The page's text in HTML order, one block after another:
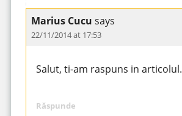
Marius Cucu says
22/11/2014 at 17:53
Salut, ti-am raspuns in articolul.
Răspunde